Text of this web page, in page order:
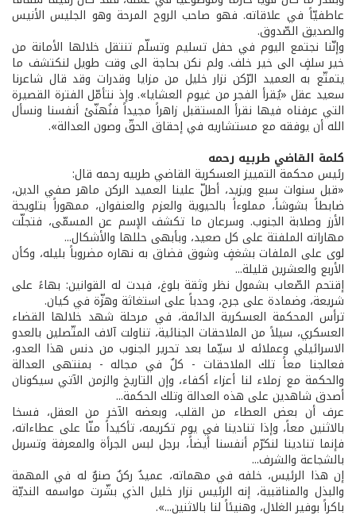
عاطفيّاً في علاقاته. فهو صاحب الروح المرحة وهو الجليس الأنيس
والصديق الصّدوق.
وإنّنا نجتمع اليوم في حفل تسليم وتسلّم تنتقل خلالها الأمانة من
خير سلفٍ الى خير خلف. ولم نكن بحاجة الى وقت طويل لنكتشف ما
يتمتّع به العميد الرّكن نزار خليل من مزايا وقدرات وقد قال شاعرنا
سعيد عقل «يُقرأ الفجر من غيوم العشايا». وإذ نتأمّل الفترة القصيرة
التي عرفناه فيها نقرأ المستقبل زاهراً مجيداً فنُهنّئ أنفسنا ونسأل
الله أن يوفقه مع مستشاريه في إحقاق الحقّ وصون العدالة».
كلمة القاضي طربيه رحمه
رئيس محكمة التمييز العسكرية القاضي طربيه رحمه قال:
«قبل سنوات سبع ويزيد، أطلّ علينا العميد الركن ماهر صفي الدين،
ضابطاً بشوشاً، مملوءاً بالحيوية والعزم والعنفوان، ممهوراً بتلويحة
الأرز وصلابة الجنوب. وسرعان ما تكشف الإسم عن المسمّى، فتجلّت
مهاراته الملفتة على كل صعيد، وبأبهى حللها والأشكال...
لوى على الملفات بشغفٍ وشوق فضاق به نهاره مضروباً بليله، وكأن
الأربع والعشرين قليلة...
إقتحم الصّعاب بشمول نظر وثقة بلوغ، فبدت له القوانين: بهاءً على
شريعة، وضمادة على جرح، وحدباً على استغاثة وهزّة في كيان.
ترأس المحكمة العسكرية الدائمة، في مرحلة شهد خلالها القضاء
العسكري، سيلاً من الملاحقات الجنائية، تناولت آلاف المتّصلين بالعدو
الاسرائيلي وعملائه لا سيّما بعد تحرير الجنوب من دنس هذا العدو،
فعالجنا معاً تلك الملاحقات - كلٌ في مجاله - بمنتهى العدالة
والحكمة مع زملاء لنا أعزاء أكفاء، وإن التاريخ والزمن الآتي سيكونان
أصدق شاهدين على هذه العدالة وتلك الحكمة...
عرف أن بعض العطاء من القلب، وبعضه الآخر من العقل، فسخا
بالاثنين معاً، وإذا تنادينا في يوم تكريمه، تأكيداً منّا على عطاءاته،
فإنما تنادينا لنكرّم أنفسنا أيضاً، برجل لبس الجرأة والمعرفة وتسربل
بالشجاعة والشرف...
إن هذا الرئيس، خلفه في مهماته، عميدٌ ركنٌ صنوٌ له في المهمة
والبذل والمناقبية، إنه الرئيس نزار خليل الذي بشّرت مواسمه النديّة
باكراً بوفير الغلال، وهنيئاً لنا بالاثنين...».